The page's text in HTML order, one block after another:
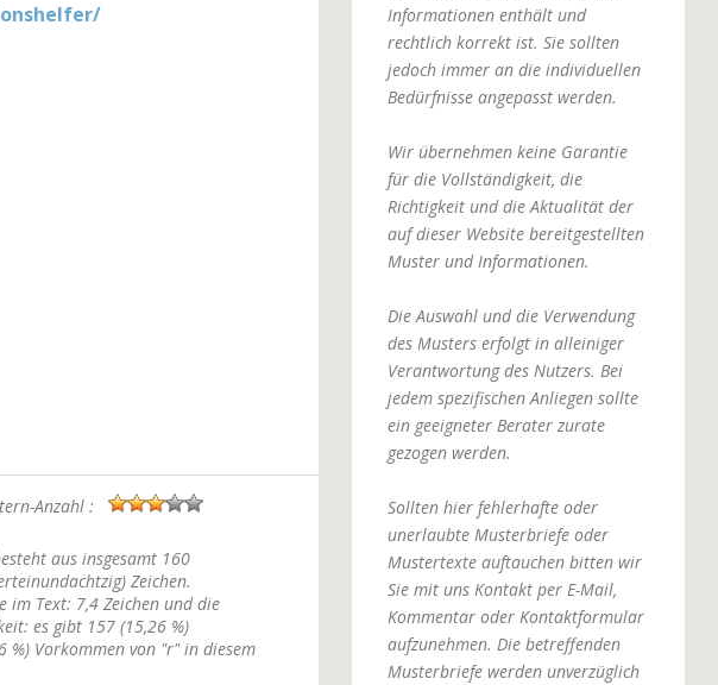
Anzahl :
aus insgesamt 160
Zeichen.
im Text: 7,4 Zeichen und die
es gibt 157 (15,26 %)
%) Vorkommen von "r" in diesem
Informationen enthält und
rechtlich korrekt ist. Sie sollten
jedoch immer an die individuellen
Bedürfnisse angepasst werden.
Wir übernehmen keine Garantie
für die Vollständigkeit, die
Richtigkeit und die Aktualität der
auf dieser Website bereitgestellten
Muster und Informationen.
Die Auswahl und die Verwendung
des Musters erfolgt in alleiniger
Verantwortung des Nutzers. Bei
jedem spezifischen Anliegen sollte
ein geeigneter Berater zurate
gezogen werden.
Sollten hier fehlerhafte oder
unerlaubte Musterbriefe oder
Mustertexte auftauchen bitten wir
Sie mit uns Kontakt per E-Mail,
Kommentar oder Kontaktformular
aufzunehmen. Die betreffenden
Musterbriefe werden unverzüglich